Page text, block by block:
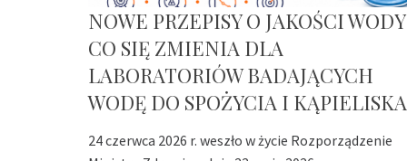
NOWE PRZEPISY O JAKOŚCI
CO SIĘ ZMIENIA DLA
LABORATORIÓW BADAJĄCYCH
WODĘ DO SPOŻYCIA I KĄPIELISKA
24 czerwca 2026 r. weszło w życie Rozporządzenie